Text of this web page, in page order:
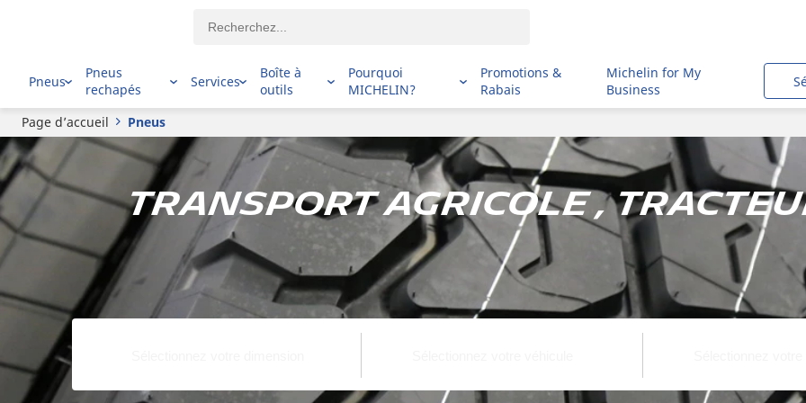
Pneus
Pneus
rechapés
Services
Boîte à
outils
Pourquoi
MICHELIN?
Promotions &
Rabais
Michelin for My
Business
Page d’accueil Pneus
Transport agricole , Tracteur